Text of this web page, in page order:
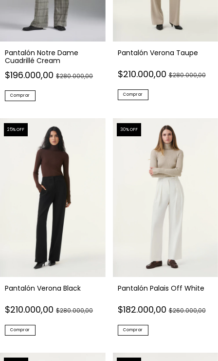
Pantalón Notre Dame
Cuadrillé Cream
$196.000,00 $280.000,00
Comprar
Pantalón Verona Taupe
$210.000,00$280.000,00
Comprar
25% OFF
Pantalón Verona Black
$210.000,00 $280.000,00
Comprar
30% OFF
Pantalón Palais Off White
$182.000,00$260.000,00
Comprar